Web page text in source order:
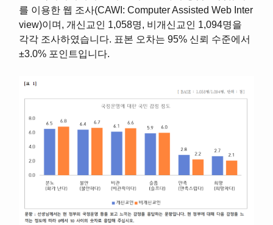
를 이용한 웹 조사(CAWI: Computer Assisted Web Inter
view)이며, 개신교인 1,058명, 비개신교인 1,094명을
각각 조사하였습니다. 표본 오차는 95% 신뢰 수준에서
±3.0% 포인트입니다.